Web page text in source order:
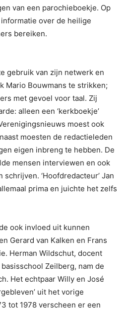
van een parochieboekje. Op
over de heilige
bereiken.
gebruik van zijn netwerk en
Mario Bouwmans te strikken;
met gevoel voor taal. Zij
alleen een ‘kerkboekje’
moest ook
moesten de redactieleden
eigen inbreng te hebben. De
mensen interviewen en ook
‘Hoofdredacteur’ Jan
prima en juichte het zelfs
ook invloed uit kunnen
Gerard van Kalken en Frans
Herman Wildschut, docent
Zeilberg, nam de
Het echtpaar Willy en José
uit het vorige
tot 1978 verscheen er een